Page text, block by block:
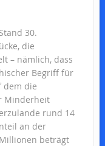
30.
die
– nämlich, dass
Begriff für
dem die
Minderheit
rund 14
an der
beträgt